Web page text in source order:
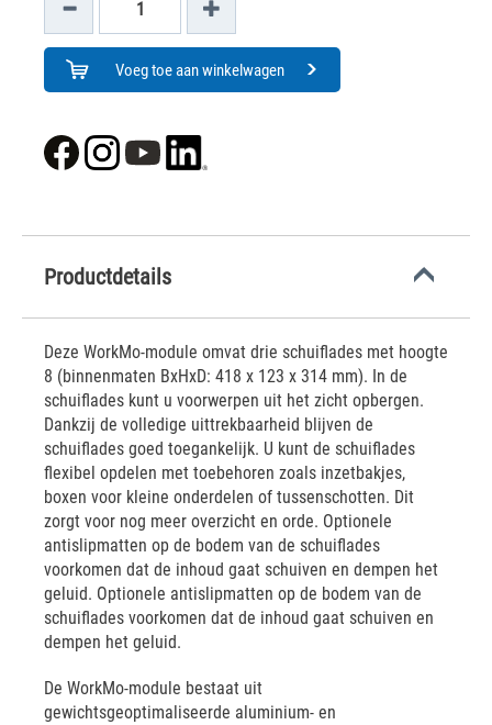
Voeg toe aan winkelwagen
Productdetails
Deze WorkMo-module omvat drie schuiflades met hoogte
8 (binnenmaten BxHxD: 418 x 123 x 314 mm). In de
schuiflades kunt u voorwerpen uit het zicht opbergen.
Dankzij de volledige uittrekbaarheid blijven de
schuiflades goed toegankelijk. U kunt de schuiflades
flexibel opdelen met toebehoren zoals inzetbakjes,
boxen voor kleine onderdelen of tussenschotten. Dit
zorgt voor nog meer overzicht en orde. Optionele
antislipmatten op de bodem van de schuiflades
voorkomen dat de inhoud gaat schuiven en dempen het
geluid. Optionele antislipmatten op de bodem van de
schuiflades voorkomen dat de inhoud gaat schuiven en
dempen het geluid.
De WorkMo-module bestaat uit
gewichtsgeoptimaliseerde aluminium- en